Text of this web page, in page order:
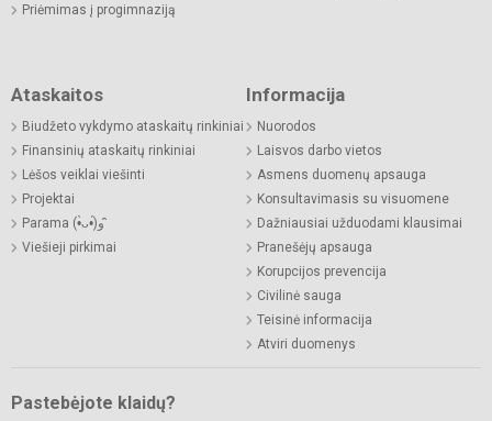
Priėmimas į progimnaziją
Ataskaitos
Biudžeto vykdymo ataskaitų rinkiniai
Finansinių ataskaitų rinkiniai
Lėšos veiklai viešinti
Projektai
Parama (•̀ᴗ•́)و ̑̑
Viešieji pirkimai
Informacija
Nuorodos
Laisvos darbo vietos
Asmens duomenų apsauga
Konsultavimasis su visuomene
Dažniausiai užduodami klausimai
Pranešėjų apsauga
Korupcijos prevencija
Civilinė sauga
Teisinė informacija
Atviri duomenys
Pastebėjote klaidų?